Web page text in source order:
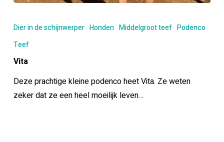
Dier in de schijnwerper Honden Middelgroot teef Podenco
Teef
Vita
Deze prachtige kleine podenco heet Vita. Ze weten
zeker dat ze een heel moeilijk leven…